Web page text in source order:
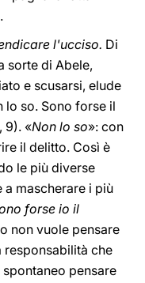
l'ucciso. Di
sorte di Abele,
e scusarsi, elude
lo so. Sono forse il
9). «Non lo so»: con
il delitto. Così è
le più diverse
mascherare i più
forse io il
non vuole pensare
che
pensare